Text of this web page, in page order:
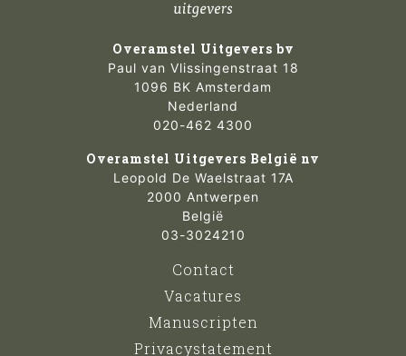
Overamstel Uitgevers bv
Paul van Vlissingenstraat 18
1096 BK Amsterdam
Nederland
020-462 4300
Overamstel Uitgevers België nv
Leopold De Waelstraat 17A
2000 Antwerpen
België
03-3024210
Contact
Vacatures
Manuscripten
Privacystatement